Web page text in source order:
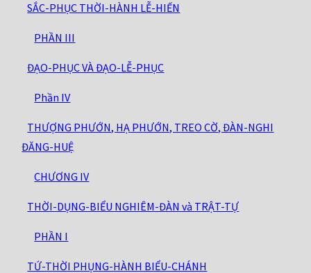
SẮC-PHỤC THỜI-HÀNH LỄ-HIẾN
PHẦN III
ĐẠO-PHỤC VÀ ĐẠO-LỄ-PHỤC
Phần IV
THƯỢNG PHƯỚN, HẠ PHƯỚN, TREO CỜ, ĐÀN-NGHI
ĐĂNG-HUỆ
CHƯƠNG IV
THỜI-DỤNG-BIỂU NGHIÊM-ĐÀN và TRẬT-TỰ
PHẦN I
TỨ-THỜI PHỤNG-HÀNH BIỂU-CHÁNH